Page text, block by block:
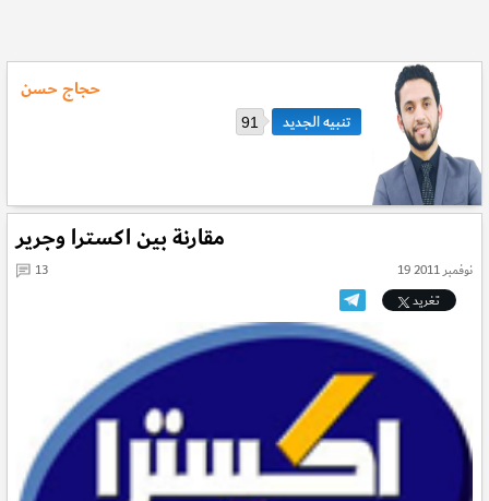
حجاج حسن
91
مقارنة بين اكسترا وجرير
19 نوفمبر 2011
13
تغريد